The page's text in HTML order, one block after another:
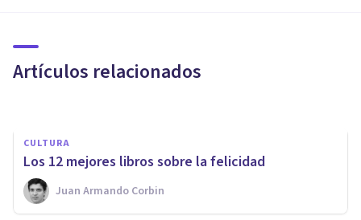
Artículos relacionados
Psicología?
CULTURA
Los 12 mejores libros sobre la felicidad
Juan Armando Corbin
PSICOLOGÍA
Adaptación hedónica: ¿cómo